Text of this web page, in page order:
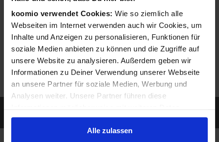
koomio verwendet Cookies: Wie so ziemlich alle
Webseiten im Internet verwenden auch wir Cookies, um
Inhalte und Anzeigen zu personalisieren, Funktionen für
soziale Medien anbieten zu können und die Zugriffe auf
unsere Website zu analysieren. Außerdem geben wir
Informationen zu Deiner Verwendung unserer Webseite
an unsere Partner für soziale Medien, Werbung und
Analysen weiter. Unsere Partner führen diese
zusammen, die Du ihnen bereitgestellt hast oder die sie
im Rahmen Deiner Nutzung der Dienste gesammelt
Alle zulassen
Leistungen sucht, die Sie anbieten...